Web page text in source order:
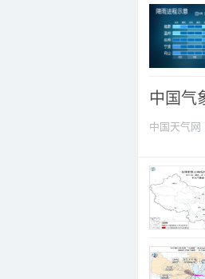
中国气
中国天气网